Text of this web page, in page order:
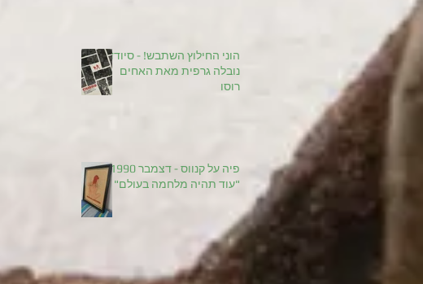
הוני החילוץ השתבש! - סיודד
נובלה גרפית מאת האחים
רוסו
פיה על קנווס - דצמבר 1990
"עוד תהיה מלחמה בעולם"